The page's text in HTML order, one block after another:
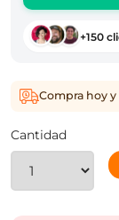
+150
Compra hoy
Cantidad